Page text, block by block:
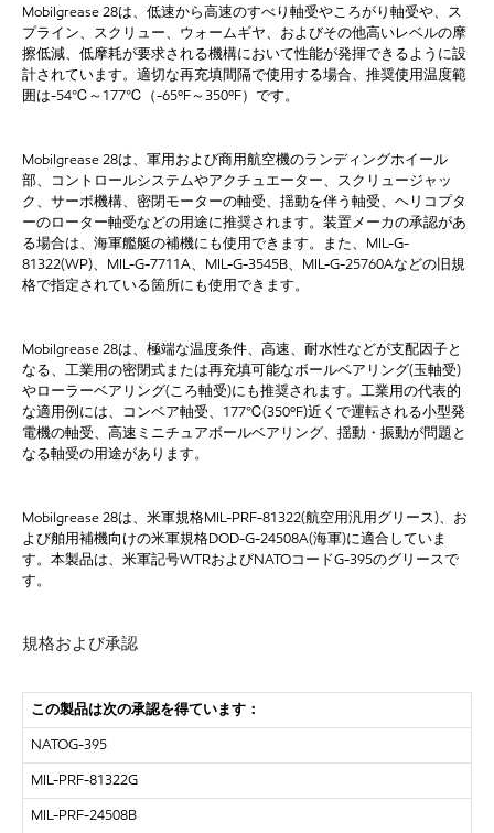
Mobilgrease 28は、低速から高速のすべり軸受やころがり軸受や、ス
プライン、スクリュー、ウォームギヤ、およびその他高いレベルの摩
擦低減、低摩耗が要求される機構において性能が発揮できるように設
計されています。適切な再充填間隔で使用する場合、推奨使用温度範
囲は-54℃～177℃（-65ºF～350ºF）です。
Mobilgrease 28は、軍用および商用航空機のランディングホイール
部、コントロールシステムやアクチュエーター、スクリュージャッ
ク、サーボ機構、密閉モーターの軸受、揺動を伴う軸受、ヘリコプタ
ーのローター軸受などの用途に推奨されます。装置メーカの承認があ
る場合は、海軍艦艇の補機にも使用できます。また、MIL-G-
81322(WP)、MIL-G-7711A、MIL-G-3545B、MIL-G-25760Aなどの旧規
格で指定されている箇所にも使用できます。
Mobilgrease 28は、極端な温度条件、高速、耐水性などが支配因子と
なる、工業用の密閉式または再充填可能なボールベアリング(玉軸受)
やローラーベアリング(ころ軸受)にも推奨されます。工業用の代表的
な適用例には、コンベア軸受、177℃(350ºF)近くで運転される小型発
電機の軸受、高速ミニチュアボールベアリング、揺動・振動が問題と
なる軸受の用途があります。
Mobilgrease 28は、米軍規格MIL-PRF-81322(航空用汎用グリース)、お
よび舶用補機向けの米軍規格DOD-G-24508A(海軍)に適合していま
す。本製品は、米軍記号WTRおよびNATOコードG-395のグリースで
す。
規格および承認
この製品は次の承認を得ています：
NATOG-395
MIL-PRF-81322G
MIL-PRF-24508B